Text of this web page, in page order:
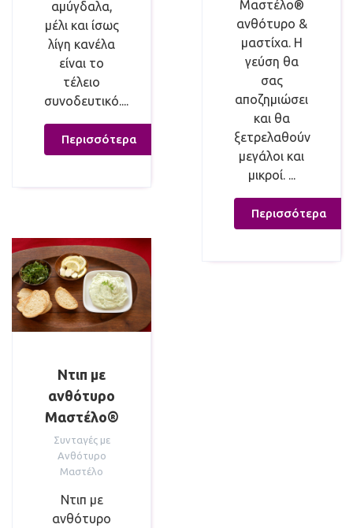
Μαστέλο®
ανθότυρο &
μαστίχα. Η
γεύση θα
σας
αποζημιώσει
και θα
ξετρελαθούν
μεγάλοι και
μικροί. ...
Περισσότερα
αμύγδαλα,
μέλι και ίσως
λίγη κανέλα
είναι το
τέλειο
συνοδευτικό....
Περισσότερα
Ντιπ με
ανθότυρο
Μαστέλο®
Συνταγές με
Ανθότυρο
Μαστέλο
Ντιπ με
ανθότυρο